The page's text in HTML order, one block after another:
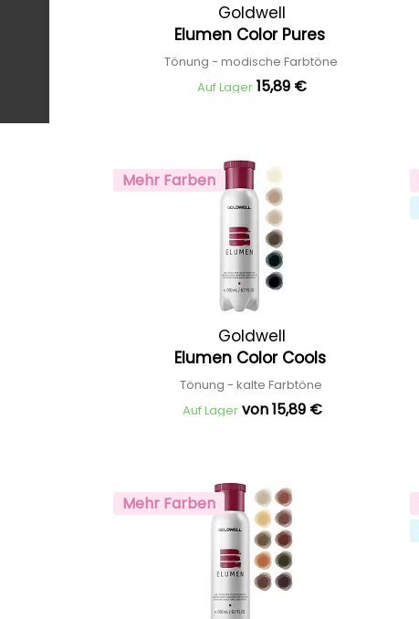
Goldwell
Elumen Color Pures
Tönung - modische Farbtöne
Auf Lager 15,89 €
Mehr Farben
Goldwell
Elumen Color Cools
Tönung - kalte Farbtöne
Auf Lager von 15,89 €
Mehr Farben